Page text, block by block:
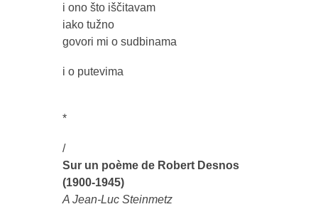
i ono što iščitavam
iako tužno
govori mi o sudbinama
i o putevima
*
/
Sur un poème de Robert Desnos
(1900-1945)
A Jean-Luc Steinmetz